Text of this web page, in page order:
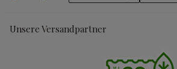
Unsere Versandpartner